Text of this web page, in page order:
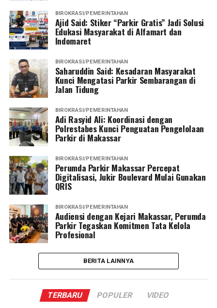
BIROKRASI/PEMERINTAHAN
Ajid Said: Stiker “Parkir Gratis” Jadi Solusi
Edukasi Masyarakat di Alfamart dan
Indomaret
BIROKRASI/PEMERINTAHAN
Saharuddin Said: Kesadaran Masyarakat
Kunci Mengatasi Parkir Sembarangan di
Jalan Tidung
BIROKRASI/PEMERINTAHAN
Adi Rasyid Ali: Koordinasi dengan
Polrestabes Kunci Penguatan Pengelolaan
Parkir di Makassar
BIROKRASI/PEMERINTAHAN
Perumda Parkir Makassar Percepat
Digitalisasi, Jukir Boulevard Mulai Gunakan
QRIS
BIROKRASI/PEMERINTAHAN
Audiensi dengan Kejari Makassar, Perumda
Parkir Tegaskan Komitmen Tata Kelola
Profesional
BERITA LAINNYA
TERBARU POPULER VIDEO